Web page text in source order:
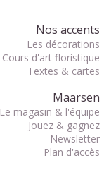
Nos accents
Les décorations
Cours d'art floristique
Textes & cartes
Maarsen
Le magasin & l'équipe
Jouez & gagnez
Newsletter
Plan d'accès